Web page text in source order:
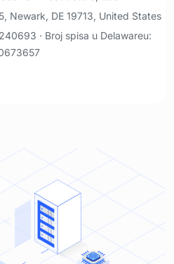
Newark, DE 19713, United States
· Broj spisa u Delawareu: